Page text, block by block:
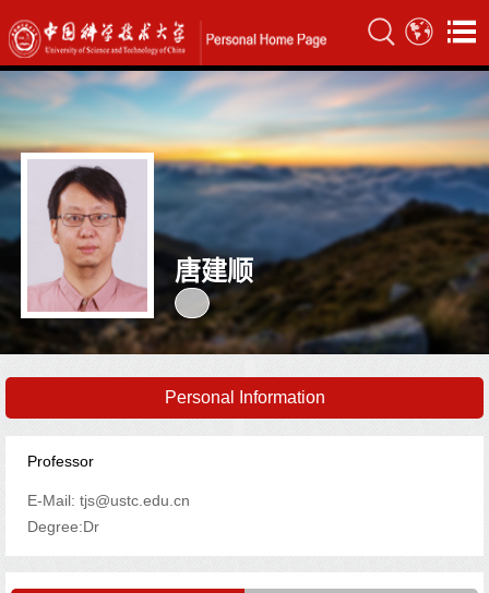
唐建顺
Personal Information
Professor
E-Mail: tjs@ustc.edu.cn
Degree:Dr